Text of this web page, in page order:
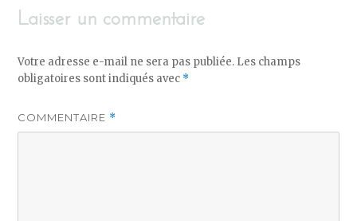
Laisser un commentaire
Votre adresse e-mail ne sera pas publiée. Les champs
obligatoires sont indiqués avec *
COMMENTAIRE *